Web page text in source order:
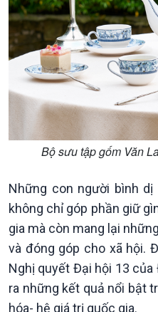
Nhận diện sự thật
Pháp luật và đời sống
Bộ sưu tập gốm Văn
Những con người bình
không chỉ góp phần giữ
gia mà còn mang lại
và đóng góp cho xã hội.
Nghị quyết Đại hội 13
ra những kết quả nổi bật
hóa- hệ giá trị quốc gia.